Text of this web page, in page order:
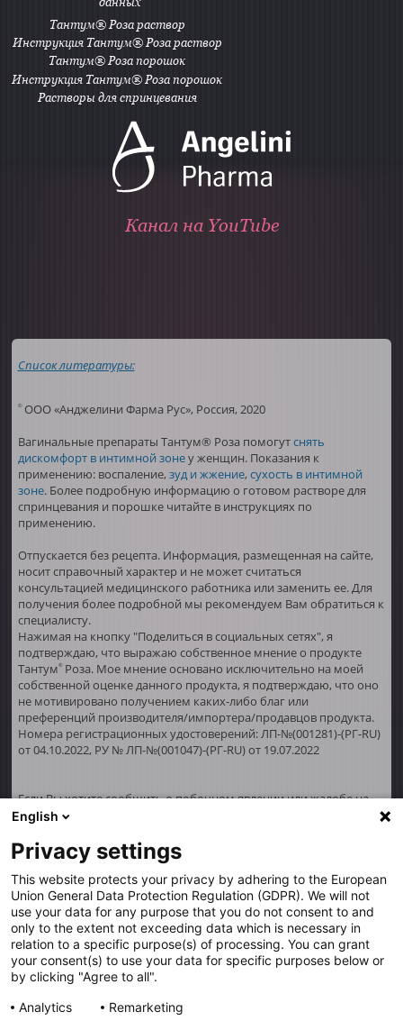
Тантум® Роза раствор
Инструкция Тантум® Роза раствор
Тантум® Роза порошок
Инструкция Тантум® Роза порошок
Растворы для спринцевания
Канал на YouTube
Список литературы:
©ООО «Анджелини Фарма Рус», Россия, 2020
Вагинальные препараты Тантум® Роза помогутснять
дискомфорт в интимной зонеу женщин. Показания к
применению: воспаление, зуд и жжение, сухость в интимной
зоне. Более подробную информацию о готовом растворе для
спринцевания и порошке читайте в инструкциях по
применению.
Отпускается без рецепта. Информация, размещенная на сайте,
носит справочный характер и не может считаться
консультацией медицинского работника или заменить ее. Для
получения более подробной мы рекомендуем Вам обратиться к
специалисту.
Нажимая на кнопку "Поделиться в социальных сетях", я
подтверждаю, что выражаю собственное мнение о продукте
Тантум®Роза. Мое мнение основано исключительно на моей
собственной оценке данного продукта, я подтверждаю, что оно
не мотивировано получением каких-либо благ или
преференций производителя/импортера/продавцов продукта.
Номера регистрационных удостоверений: ЛП-№(001281)-(РГ-RU)
от 04.10.2022, РУ № ЛП-№(001047)-(РГ-RU) от 19.07.2022
Если Вы хотите сообщить о побочном явлении или жалобе на
качество продукции, пожалуйста, свяжитесь со специалистом
Обращения можно также направлять по адресу:
complaints@angelini.ru, либо позвонить по телефону горячей
линии+7 916 8719 234.
Разработано в Сократус
ИМЕЮТСЯ ПРОТИВОПОКАЗАНИЯ,
English
Privacy settings
This website protects your privacy by adhering to the European
Union General Data Protection Regulation (GDPR). We will not
use your data for any purpose that you do not consent to and
only to the extent not exceeding data which is necessary in
relation to a specific purpose(s) of processing. You can grant
your consent(s) to use your data for specific purposes below or
by clicking "Agree to all".
Analytics
Remarketing